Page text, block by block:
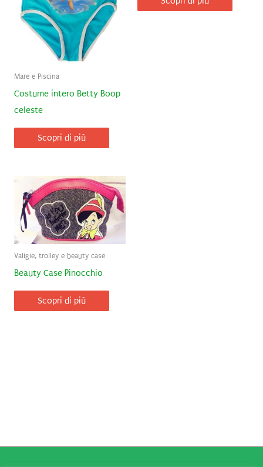
Mare e Piscina
Costume intero Betty Boop
celeste
Scopri di più
Valigie, trolley e beauty case
Beauty Case Pinocchio
Scopri di più